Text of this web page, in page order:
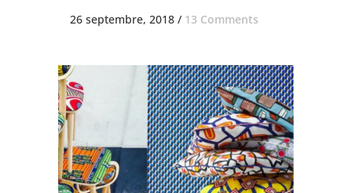
26 septembre, 2018 / 13 Comments